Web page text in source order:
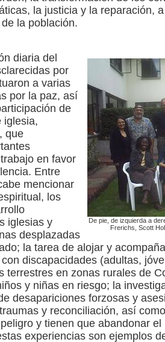
la justicia y la reparación,
la población.
De pie, de izquierda a
Frerichs, Scott
diaria del
por
a varias
por la paz, así
de
iglesia,
que
en favor
Entre
mencionar
los
iglesias y
desplazadas
la tarea de alojar y
discapacidades (adultas,
terrestres en zonas rurales de
y niñas en riesgo; la
desapariciones forzosas y
y reconciliación, así
y tienen que abandonar
experiencias son ejemplos